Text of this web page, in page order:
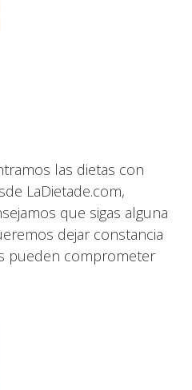
las dietas con
LaDietade.com,
que sigas alguna
dejar constancia
pueden comprometer